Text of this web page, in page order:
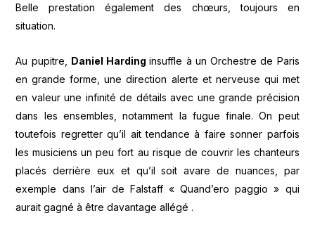
Belle prestation également des chœurs, toujours en
situation.
Au pupitre, Daniel Hardinginsuffle à un Orchestre de Paris
en grande forme, une direction alerte et nerveuse qui met
en valeur une infinité de détails avec une grande précision
dans les ensembles, notamment la fugue finale. On peut
toutefois regretter qu’il ait tendance à faire sonner parfois
les musiciens un peu fort au risque de couvrir les chanteurs
placés derrière eux et qu’il soit avare de nuances, par
exemple dans l’air de Falstaff « Quand’ero paggio » qui
aurait gagné à être davantage allégé .